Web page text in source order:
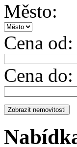
Město:
Cena od:
Cena do: